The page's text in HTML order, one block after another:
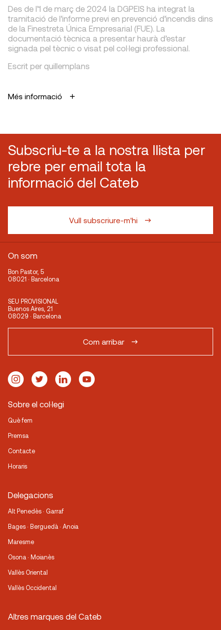
Des de l’1 de març de 2024 la DGPEIS ha integrat la
tramitació de l’informe previ en prevenció d’incendis dins
de la Finestreta Única Empresarial (FUE). La
documentació tècnica a presentar haurà d’estar
signada pel tècnic o visat pel col·legi professional.
Escrit per quillemplans
Més informació
Subscriu-te a la nostra llista per
rebre per email tota la
informació del Cateb
Vull subscriure-m'hi
On som
Bon Pastor, 5
08021 · Barcelona
SEU PROVISIONAL
Buenos Aires, 21
08029 · Barcelona
Com arribar
Sobre el col·legi
Què fem
Premsa
Contacte
Horaris
Delegacions
Alt Penedès · Garraf
Bages · Berguedà · Anoia
Maresme
Osona · Moianès
Vallès Oriental
Vallès Occidental
Altres marques del Cateb